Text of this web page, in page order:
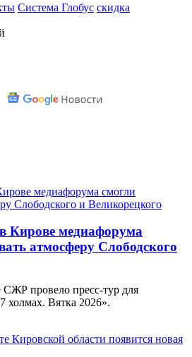
Система Глобус скидка
Кирове медиафорума
атмосферу Слободского
СЖР провело пресс-тур для
холмах. Вятка 2026».